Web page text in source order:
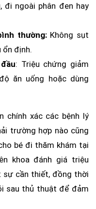
đi ngoài phân đen hay
thường:Không sụt
ổn định.
: Triệu chứng giảm
ăn uống hoặc dùng
chính xác các bệnh lý
trường hợp nào cũng
bé đi thăm khám tại
khoa đánh giá triệu
sự cần thiết, đồng thời
sau thủ thuật để đảm